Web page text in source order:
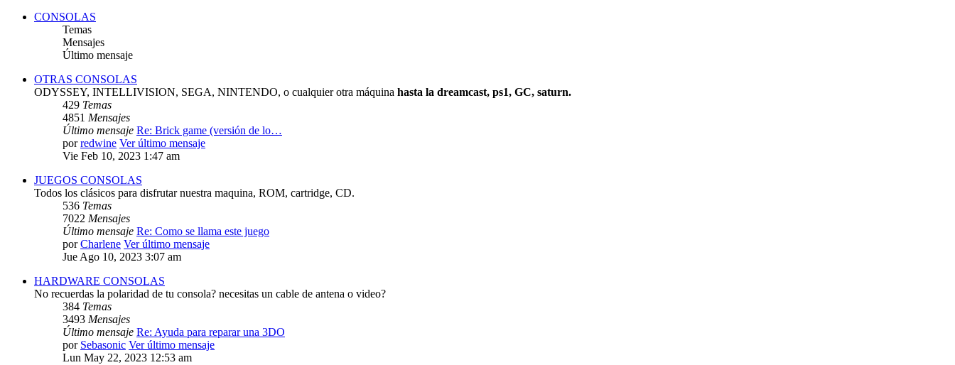
CONSOLAS
Temas
Mensajes
Último mensaje
OTRAS CONSOLAS
ODYSSEY, INTELLIVISION, SEGA, NINTENDO, o cualquier otra máquina hasta la dreamcast, ps1, GC, saturn.
429 Temas
4851 Mensajes
Último mensaje Re: Brick game (versión de lo…
porredwine Ver último mensaje
Vie Feb 10, 2023 1:47 am
JUEGOS CONSOLAS
Todos los clásicos para disfrutar nuestra maquina, ROM, cartridge, CD.
536 Temas
7022 Mensajes
Último mensaje Re: Como se llama este juego
porCharlene Ver último mensaje
Jue Ago 10, 2023 3:07 am
HARDWARE CONSOLAS
No recuerdas la polaridad de tu consola? necesitas un cable de antena o video?
384 Temas
3493 Mensajes
Último mensaje Re: Ayuda para reparar una 3DO
por Sebasonic Ver último mensaje
Lun May 22, 2023 12:53 am